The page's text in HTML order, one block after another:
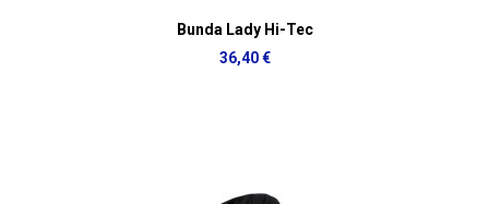
Bunda Lady Hi-Tec
36,40 €